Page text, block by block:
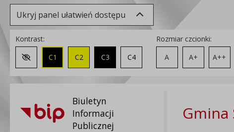
Ukryj panel ułatwień dostępu
Kontrast:
Zmień kontrast na domyślny
C1 C2 C3 C4
Rozmiar czcionki:
A
A+ A++
Biuletyn
Informacji
Publicznej
Gmina